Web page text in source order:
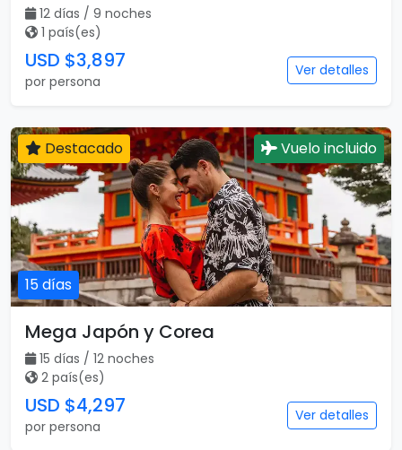
12 días / 9 noches
1 país(es)
USD $3,897
por persona
Ver detalles
15 días
Destacado Vuelo incluido
Mega Japón y Corea
15 días / 12 noches
2 país(es)
USD $4,297
por persona
Ver detalles